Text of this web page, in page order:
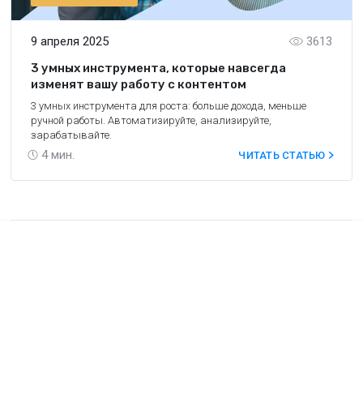
9 апреля 2025
4 мин.
3613
3 умных инструмента, которые навсегда
изменят вашу работу с контентом
3 умных инструмента для роста: больше дохода, меньше
ручной работы. Автоматизируйте, анализируйте,
зарабатывайте.
ЧИТАТЬ СТАТЬЮ